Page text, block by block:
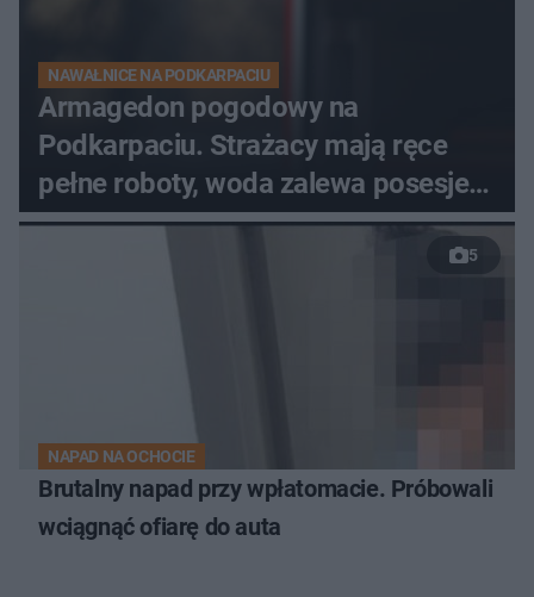
NAWAŁNICE NA PODKARPACIU
Armagedon pogodowy na
Podkarpaciu. Strażacy mają ręce
pełne roboty, woda zalewa posesje i
budynki
5
NAPAD NA OCHOCIE
Brutalny napad przy wpłatomacie. Próbowali
wciągnąć ofiarę do auta